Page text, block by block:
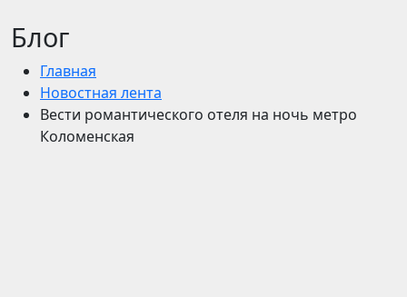
Блог
Главная
Новостная лента
Вести романтического отеля на ночь метро
Коломенская